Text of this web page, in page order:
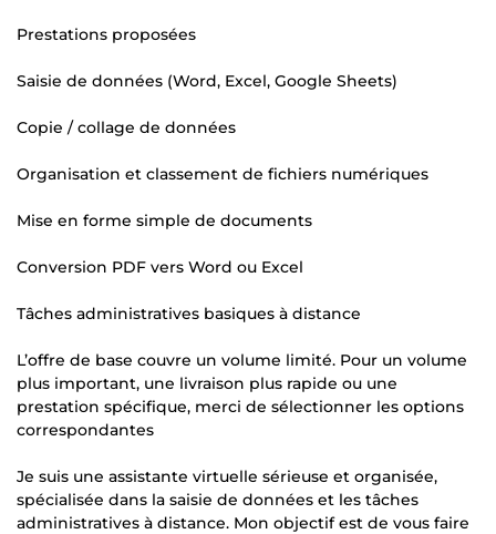
Prestations proposées
Saisie de données (Word, Excel, Google Sheets)
Copie / collage de données
Organisation et classement de fichiers numériques
Mise en forme simple de documents
Conversion PDF vers Word ou Excel
Tâches administratives basiques à distance
L’offre de base couvre un volume limité. Pour un volume
plus important, une livraison plus rapide ou une
prestation spécifique, merci de sélectionner les options
correspondantes
Je suis une assistante virtuelle sérieuse et organisée,
spécialisée dans la saisie de données et les tâches
administratives à distance. Mon objectif est de vous faire